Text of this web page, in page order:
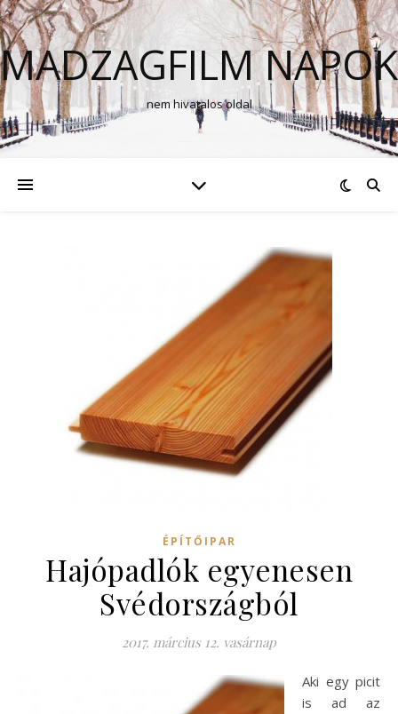
MADZAGFILM NAPOK
nem hivatalos oldal
ÉPÍTŐIPAR
Hajópadlók egyenesen
Svédországból
2017. március 12. vasárnap
Aki egy picit
is ad az